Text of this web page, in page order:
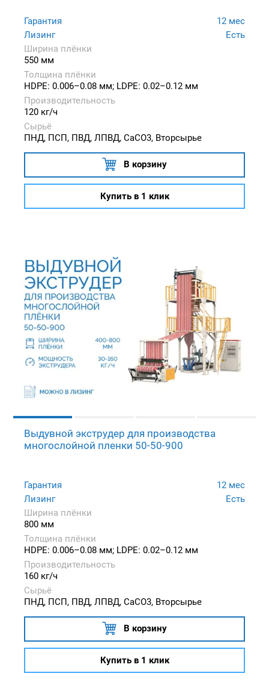
Гарантия
12 мес
Лизинг
Есть
Ширина плёнки
550 мм
Толщина плёнки
HDPE: 0.006–0.08 мм; LDPE: 0.02–0.12 мм
Производительность
120 кг/ч
Сырьё
ПНД, ПСП, ПВД, ЛПВД, CaCO3, Вторсырье
В корзину
Купить в 1 клик
Выдувной экструдер для производства
многослойной пленки 50-50-900
Гарантия
12 мес
Лизинг
Есть
Ширина плёнки
800 мм
Толщина плёнки
HDPE: 0.006–0.08 мм; LDPE: 0.02–0.12 мм
Производительность
160 кг/ч
Сырьё
ПНД, ПСП, ПВД, ЛПВД, CaCO3, Вторсырье
В корзину
Купить в 1 клик